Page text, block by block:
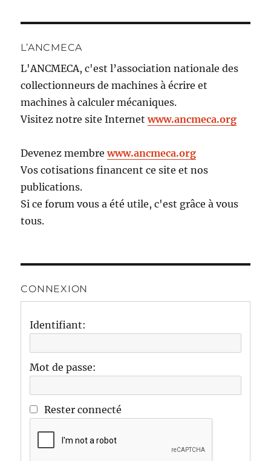
L’ANCMECA
L'ANCMECA, c'est l’association nationale des
collectionneurs de machines à écrire et
machines à calculer mécaniques.
Visitez notre site Internetwww.ancmeca.org
Devenez membrewww.ancmeca.org
Vos cotisations financent ce site et nos
publications.
Si ce forum vous a été utile, c'est grâce à vous
tous.
CONNEXION
Identifiant:
Mot de passe:
Rester connecté